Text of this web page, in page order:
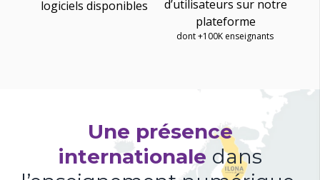
logiciels disponibles
d’utilisateurs sur notre
plateforme
dont +100K enseignants
Une présence
internationale dans